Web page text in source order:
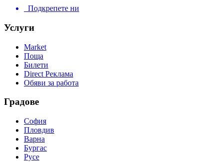
Подкрепете ни
Услуги
Market
Поща
Билети
Direct Реклама
Обяви за работа
Градове
София
Пловдив
Варна
Бургас
Русе